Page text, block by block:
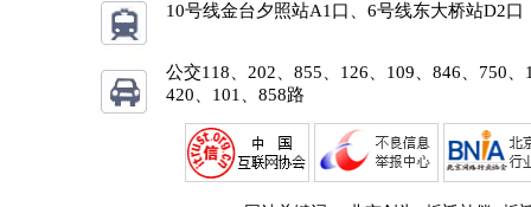
10号线金台夕照站A1口、6号线东大桥站D2口
公交118、202、855、126、109、846、750、
420、101、858路